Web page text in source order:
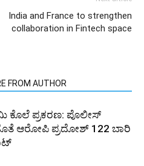
India and France to strengthen
collaboration in Fintech space
FROM AUTHOR
ಕೊಲೆ ಪ್ರಕರಣ: ಪೊಲೀಸ್
ಆರೋಪಿ ಪ್ರದೋಶ್‌ 122 ಬಾರಿ